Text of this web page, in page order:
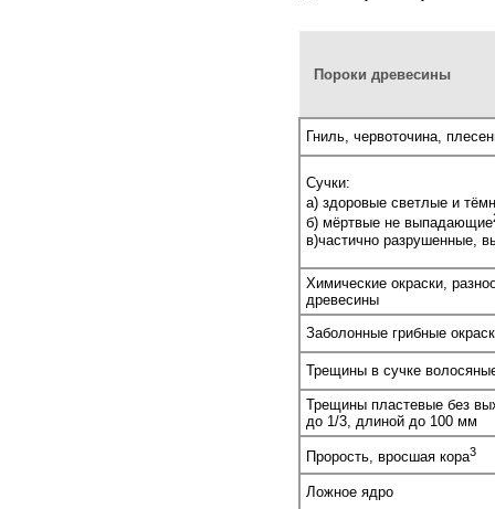
Пороки древесины
Гниль, червоточина,
Сучки:
а) здоровые светлые и
б) мёртвые не выпадающие
в)частично разрушенные,
Химические окраски,
древесины
Заболонные грибные
Трещины в сучке
Трещины пластевые без
до 1/3, длиной до 100 мм
Прорость, вросшая кора3
Ложное ядро